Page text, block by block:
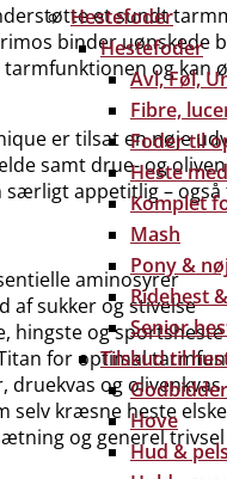
Hestefoder
Hestefoder
Avl, Føl,
Fibre,
Foder til
Heste
Komplet
Mash
Pony &
Ridehest
Senior
Tilskud til
Godbidder
Hove
Hud & pels
et sundt
binder uønskede
og kan
er tilsat en nøje
samt drue- og
appetitlig –
aminosyrer
af sukker og stivelse
hingste og sportsheste
for optimal
druekvas og olivenkvas
selv kræsne heste
og generel trivsel